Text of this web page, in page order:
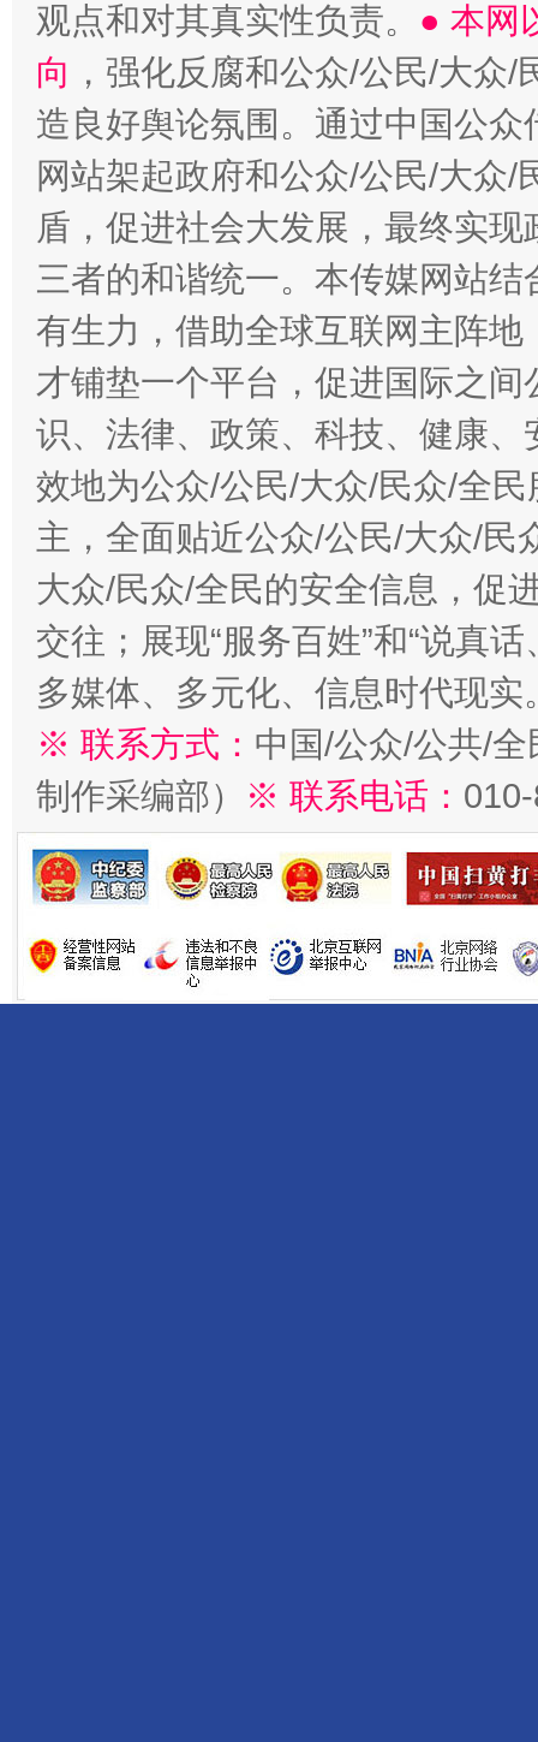
观点和对其真实性负责。 ● 本网
向 ，强化反腐和公众/公民/大众
造良好舆论氛围。通过中国公
网站架起政府和公众/公民/大众
盾，促进社会大发展，最终实
三者的和谐统一。本传媒网站
有生力，借助全球互联网主阵
才铺垫一个平台，促进国际之
识、法律、政策、科技、健康
效地为公众/公民/大众/民众/全
主，全面贴近公众/公民/大众/民
大众/民众/全民的安全信息，促
交往；展现“服务百姓”和“说真
多媒体、多元化、信息时代现实
※ 联系方式： 中国/公众/公共/
制作采编部）
※ 联系电话：